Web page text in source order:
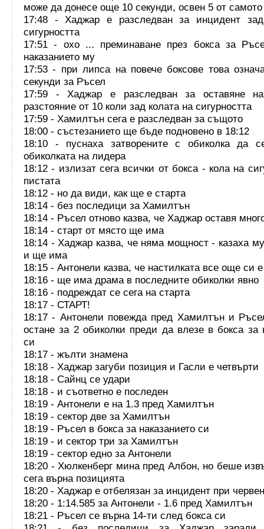
може да донесе още 10 секунди, освен 5 от самото
17:48 - Хаджар е разследван за инцидент
сигурността
17:51 - охо ... преминаване през бокса за
наказанието му
17:53 - при липса на повече боксове това
секунди за Ръсел
17:59 - Хаджар е разследван за оставяне
разстояние от 10 коли зад колата на сигурността
17:59 - Хамилтън сега е разследван за същото
18:00 - състезанието ще бъде подновено в 18:12
18:10 - пуснаха затворените с обиколка да
обиколката на лидера
18:12 - излизат сега всички от бокса - кола на
пистата
18:12 - но да види, как ще е старта
18:14 - без последици за Хамилтън
18:14 - Ръсел отново казва, че Хаджар оставя
18:14 - старт от място ще има
18:14 - Хаджар казва, че няма мощност - казаха
и ще има
18:15 - Антонели казва, че настилката все още си
18:16 - ще има драма в последните обиколки явно
18:16 - подреждат се сега на старта
18:17 - СТАРТ!
18:17 - Антонели повежда пред Хамилтън и
остане за 2 обиколки преди да влезе в бокса за
си
18:17 - жълти знамена
18:18 - Хаджар загуби позиция и Гасли е четвърти
18:18 - Сайнц се удари
18:18 - и съответно е последен
18:19 - Антонели е на 1.3 пред Хамилтън
18:19 - сектор две за Хамилтън
18:19 - Ръсел в бокса за наказанието си
18:19 - и сектор три за Хамилтън
18:19 - сектор едно за Антонели
18:20 - Хюлкенберг мина пред Албон, но беше
сега върна позицията
18:20 - Хаджар е отбелязан за инцидент при
18:20 - 1:14.585 за Антонели - 1.6 пред Хамилтън
18:21 - Ръсел се върна 14-ти след бокса си